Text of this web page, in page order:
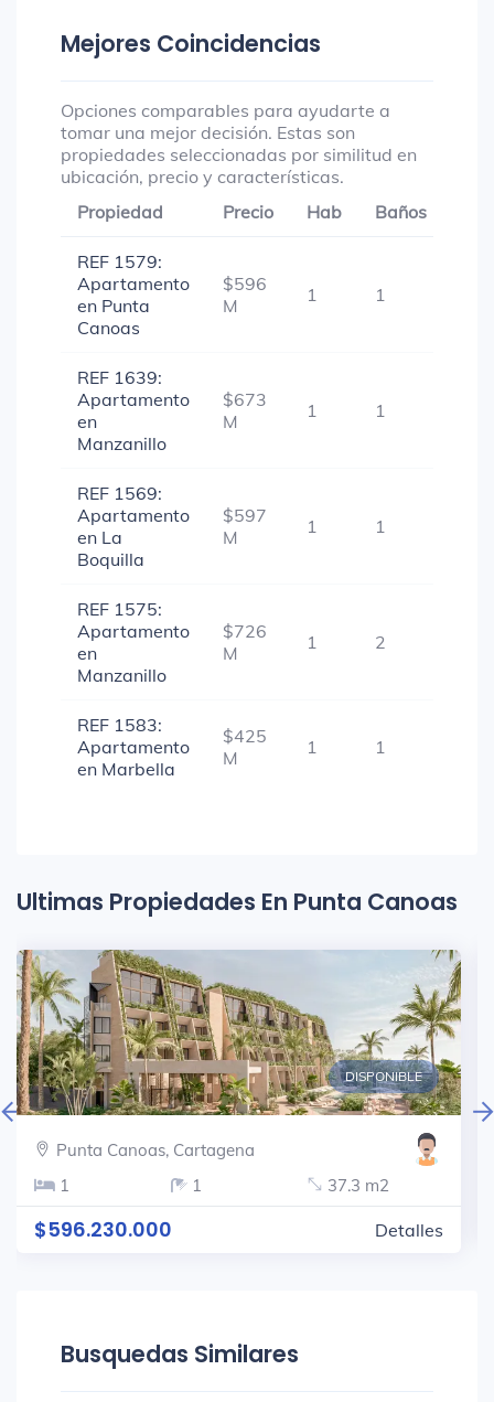
Mejores Coincidencias
Opciones comparables para ayudarte a
tomar una mejor decisión. Estas son
propiedades seleccionadas por similitud en
ubicación, precio y características.
Propiedad
Precio Hab Baños
REF 1579:
Apartamento
en Punta
Canoas
$596
M
1 1
REF 1639:
Apartamento
en
Manzanillo
$673
M
1 1
REF 1569:
Apartamento
en La
Boquilla
$597
M
1 1
REF 1575:
Apartamento
en
Manzanillo
$726
M
1 2
REF 1583:
Apartamento
en Marbella
$425
M
1 1
Ultimas Propiedades En Punta Canoas
DISPONIBLE
Punta Canoas, Cartagena
1
1 37.3 m2
$596.230.000 Detalles
Busquedas Similares